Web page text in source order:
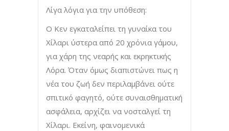
Λίγα λόγια για την υπόθεση:
Ο Κεν εγκαταλείπει τη γυναίκα του
Χίλαρι ύστερα από 20 χρόνια γάμου,
για χάρη της νεαρής και εκρηκτικής
Λόρα. Όταν όμως διαπιστώνει πως η
νέα του ζωή δεν περιλαμβάνει ούτε
σπιτικό φαγητό, ούτε συναισθηματική
ασφάλεια, αρχίζει να νοσταλγεί τη
Χίλαρι. Εκείνη, φαινομενικά